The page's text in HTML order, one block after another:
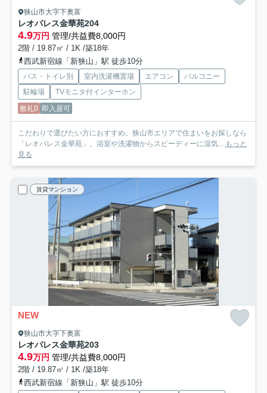
狭山市大字下奥富
レオパレス金華苑204
4.9万円 管理/共益費8,000円
2階 / 19.87㎡ / 1K /築18年
西武新宿線「新狭山」駅 徒歩10分
バス・トイレ別 室内洗濯機置場 エアコン
バルコニー
駐輪場
TVモニタ付インターホン
敷礼0 即入居可
こだわりで選びたい方におすすめ。狭山市エリアで住まいをお探しなら
「レオパレス金華苑」。浴室や洗濯物からスピーディーに湿気... もっと
見る
賃貸マンション
NEW
狭山市大字下奥富
レオパレス金華苑203
4.9万円 管理/共益費8,000円
2階 / 19.87㎡ / 1K /築18年
西武新宿線「新狭山」駅 徒歩10分